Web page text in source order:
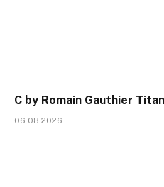
C by Romain Gauthier
06.08.2026